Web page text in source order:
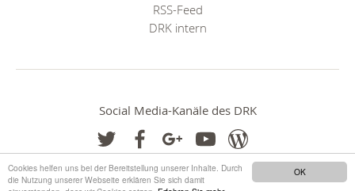
OK
Cookies helfen uns bei der Bereitstellung unserer Inhalte. Durch
die Nutzung unserer Webseite erklären Sie sich damit
RSS-Feed
DRK intern
Social Media-Kanäle des DRK